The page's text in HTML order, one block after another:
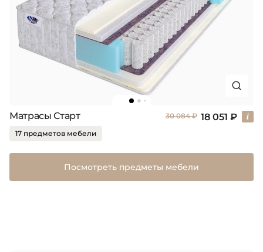
Матрасы Старт 30 084 ₽ 18 051 ₽
17 предметов мебели
Посмотреть предметы мебели